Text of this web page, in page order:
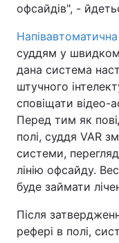
офсайдів", -
суддям у
дана система
штучного
сповіщати відео-
Перед тим як
полі, суддя VAR
системи,
лінію офсайду.
буде займати
Після
рефері в полі,